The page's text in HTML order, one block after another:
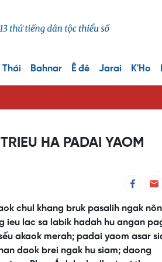
Thái Bahnar Ê đê Jarai K'Ho
HA PADAI YAOM
chul khang bruk pasalih ngak
ieu lac sa labik hadah hu angan
akaok merah; padai yaom asar
daok brei ngak hu siam; daong